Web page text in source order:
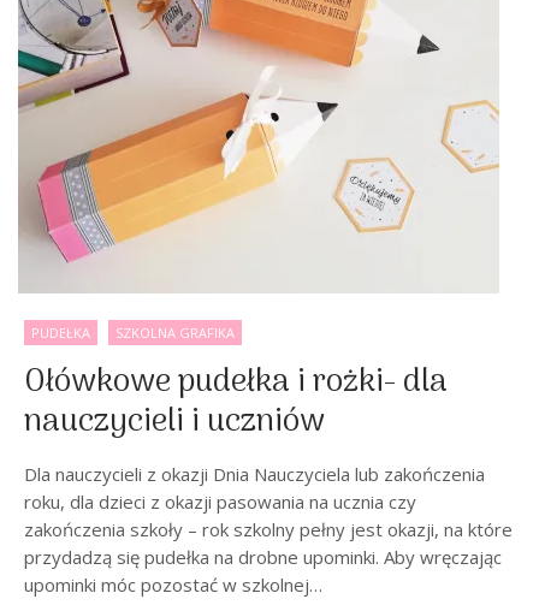
PUDEŁKA SZKOLNA GRAFIKA
Ołówkowe pudełka i rożki- dla
nauczycieli i uczniów
Dla nauczycieli z okazji Dnia Nauczyciela lub zakończenia
roku, dla dzieci z okazji pasowania na ucznia czy
zakończenia szkoły – rok szkolny pełny jest okazji, na które
przydadzą się pudełka na drobne upominki. Aby wręczając
upominki móc pozostać w szkolnej…